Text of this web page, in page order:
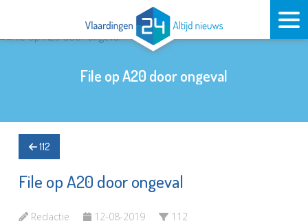
File op A20 door ongeval
112
File op A20 door ongeval
Redactie 12-08-2019 112